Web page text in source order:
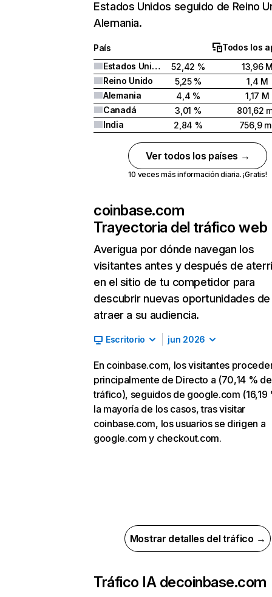
Estados Unidos seguido de Reino
Alemania.
País
Todos los
Estados Unidos
52,42 %
13,96
Reino Unido
5,25 %
1,4 M
Alemania
4,4 %
1,17 M
Canadá
3,01 %
801,62
India
2,84 % 756,9
Ver todos los países →
10 veces más información diaria. ¡Gratis!
coinbase.com
Trayectoria del tráfico web
Averigua por dónde navegan los
visitantes antes y después de
en el sitio de tu competidor para
descubrir nuevas oportunidades de
atraer a su audiencia.
Escritorio jun 2026
En coinbase.com, los visitantes
principalmente de Directo a (70,14 % de
tráfico), seguidos de google.com (16,19
la mayoría de los casos, tras visitar
coinbase.com, los usuarios se dirigen a
google.com y checkout.com.
Mostrar detalles del tráfico →
Tráfico IA decoinbase.com